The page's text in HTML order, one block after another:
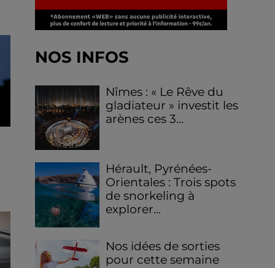
NOS INFOS
Nîmes : « Le Rêve du
gladiateur » investit les
arènes ces 3...
Hérault, Pyrénées-
Orientales : Trois spots
de snorkeling à
explorer...
Nos idées de sorties
pour cette semaine